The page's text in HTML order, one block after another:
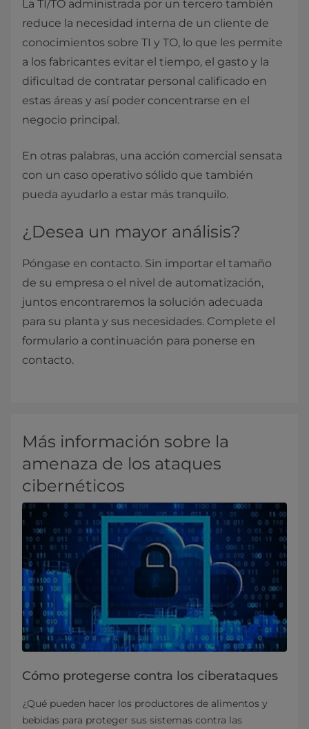
La TI/TO administrada por un tercero también
reduce la necesidad interna de un cliente de
conocimientos sobre TI y TO, lo que les permite
a los fabricantes evitar el tiempo, el gasto y la
dificultad de contratar personal calificado en
estas áreas y así poder concentrarse en el
negocio principal.
En otras palabras, una acción comercial sensata
con un caso operativo sólido que también
pueda ayudarlo a estar más tranquilo.
¿Desea un mayor análisis?
Póngase en contacto. Sin importar el tamaño
de su empresa o el nivel de automatización,
juntos encontraremos la solución adecuada
para su planta y sus necesidades. Complete el
formulario a continuación para ponerse en
contacto.
Más información sobre la
amenaza de los ataques
cibernéticos
Cómo protegerse contra los ciberataques
¿Qué pueden hacer los productores de alimentos y
bebidas para proteger sus sistemas contra las